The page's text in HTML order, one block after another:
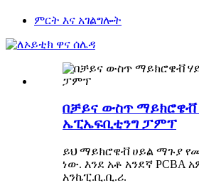
ምርት እና አገልግሎት
በቻይና ውስጥ ማይክሮዌቭ
ኤፒኤፍቢቲንግ ፓምፕ
ይህ ማይክሮዌቭ ሀይል ማጉያ
ነው. እንደ አቶ አንደኛ PCBA
አንኬፒ.ቢ.ቢ.ሪ.